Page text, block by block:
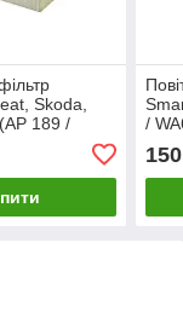
Skoda,
189 /
/
150